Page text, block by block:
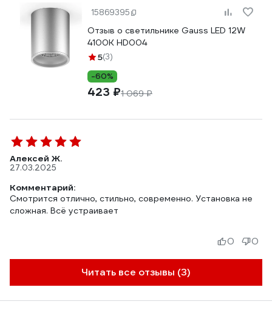
15869395
Отзыв о светильнике Gauss LED 12W
4100K HD004
5(3)
-60%
423 ₽1 069 ₽
Алексей Ж.
27.03.2025
Комментарий:
Смотрится отлично, стильно, современно. Установка не
сложная. Всё устраивает
Читать все отзывы (3)
0 0